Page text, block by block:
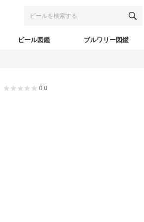
ビール図鑑 ブルワリー図鑑
0.0